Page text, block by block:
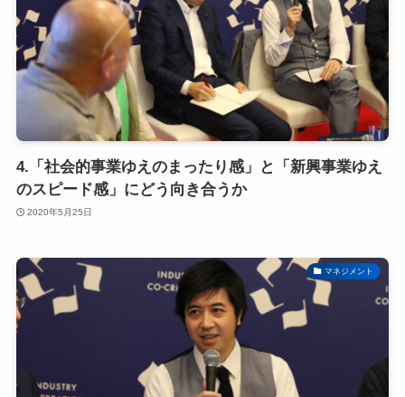
4.「社会的事業ゆえのまったり感」と「新興事業ゆえ
のスピード感」にどう向き合うか
2020年5月25日
マネジメント